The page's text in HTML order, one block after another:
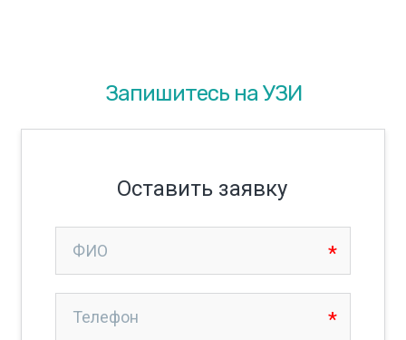
Запишитесь на УЗИ